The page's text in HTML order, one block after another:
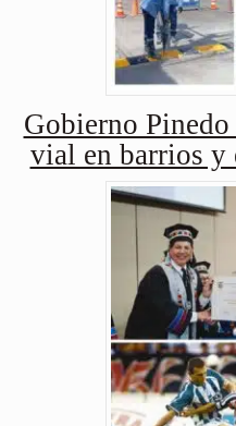
Gobierno
vial en barrios y